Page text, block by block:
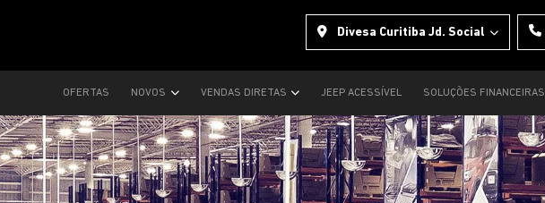
Divesa Curitiba Jd. Social
OFERTAS NOVOS VENDAS DIRETAS JEEP ACESSÍVEL SOLUÇÕES FINANCEIRAS